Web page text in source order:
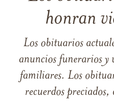
honran
Los obituarios
anuncios funerarios y
familiares. Los
recuerdos